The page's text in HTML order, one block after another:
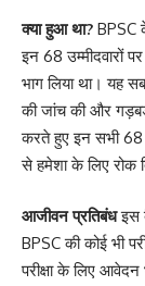
क्या हुआ था? BPSC
इन 68 उम्मीदवारों
भाग लिया था। यह
की जांच की और
करते हुए इन सभी 68
से हमेशा के लिए रोक
आजीवन प्रतिबंधइस
BPSC की कोई भी
परीक्षा के लिए